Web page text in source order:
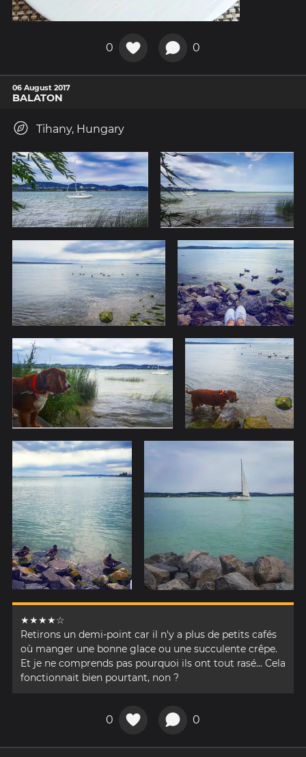
0 0
06 August 2017
BALATON
Tihany, Hungary
★★★★☆
Retirons un demi-point car il n'y a plus de petits cafés
où manger une bonne glace ou une succulente crêpe.
Et je ne comprends pas pourquoi ils ont tout rasé... Cela
fonctionnait bien pourtant, non ?
0 0